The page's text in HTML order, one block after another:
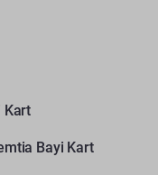
Kart
Bayi Kart